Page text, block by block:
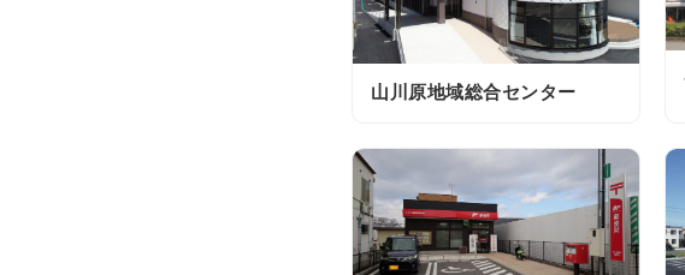
山川原地域総合センター